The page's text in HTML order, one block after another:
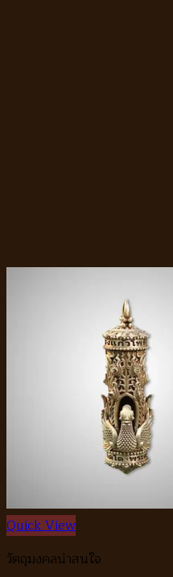
Quick View
วัตถุมงคลน่าสนใจ